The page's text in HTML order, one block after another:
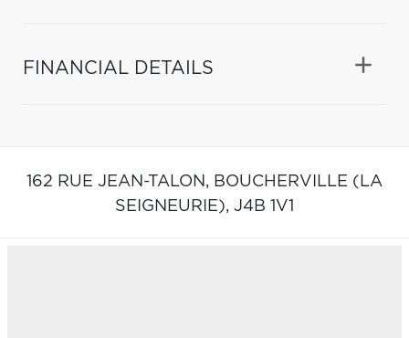
FINANCIAL DETAILS
162 RUE JEAN-TALON, BOUCHERVILLE (LA
SEIGNEURIE), J4B 1V1